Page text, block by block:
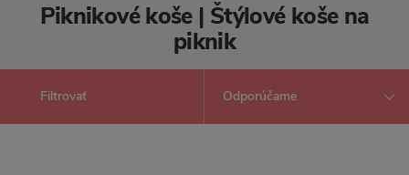
Piknikové koše | Štýlové koše na
piknik
Filtrovať